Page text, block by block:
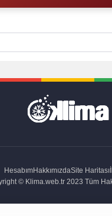
HesabımHakkımızdaSite Haritası
© Klima.web.tr 2023 Tüm